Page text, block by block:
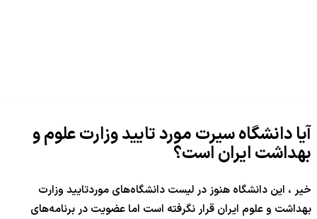
آیا دانشگاه سیرت مورد تایید وزارت علوم و
بهداشت ایران است؟
خیر ، این دانشگاه هنوز در لیست دانشگاه‌های موردتایید وزارت
بهداشت و علوم ایران قرار نگرفته است اما عضویت در برنامه‌های